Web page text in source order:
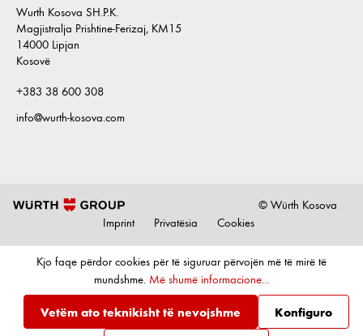
Wurth Kosova SH.P.K.
Magjistralja Prishtine-Ferizaj, KM15
14000 Lipjan
Kosovë
+383 38 600 308
info@wurth-kosova.com
© Würth Kosova
Imprint
Privatësia Cookies
Kjo faqe përdor cookies për të siguruar përvojën më të mirë të
mundshme. Më shumë informacione...
Vetëm ato teknikisht të nevojshme Konfiguro